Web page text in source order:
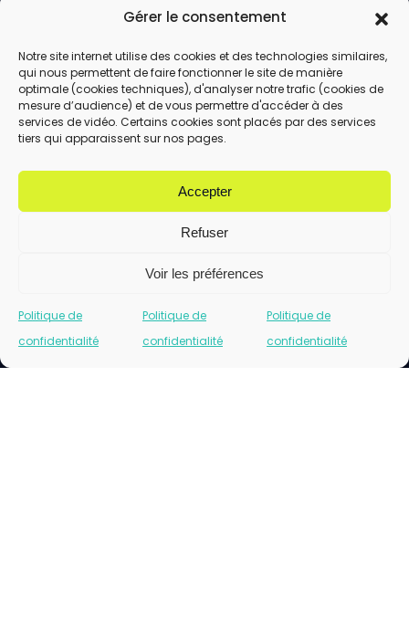
Gérer le consentement
Notre site internet utilise des cookies et des technologies similaires,
qui nous permettent de faire fonctionner le site de manière
optimale (cookies techniques), d'analyser notre trafic (cookies de
mesure d’audience) et de vous permettre d'accéder à des
services de vidéo. Certains cookies sont placés par des services
tiers qui apparaissent sur nos pages.
Accepter
Refuser
Voir les préférences
Politique de
confidentialité
Politique de
confidentialité
Politique de
confidentialité
En utilisant ce formulaire, vous acceptez le
stockage et le traitement de vos données
par ce site.